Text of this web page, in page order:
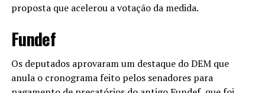
proposta que acelerou a votação da medida.
Fundef
Os deputados aprovaram um destaque do DEM que
anula o cronograma feito pelos senadores para